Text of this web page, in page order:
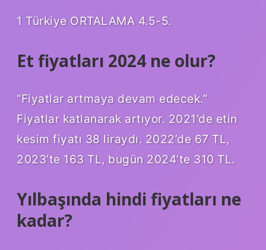
1 Türkiye ORTALAMA 4.5-5.
Et fiyatları 2024 ne olur?
“Fiyatlar artmaya devam edecek.”
Fiyatlar katlanarak artıyor. 2021’de etin
kesim fiyatı 38 liraydı. 2022’de 67 TL,
2023’te 163 TL, bugün 2024’te 310 TL.
Yılbaşında hindi fiyatları ne
kadar?